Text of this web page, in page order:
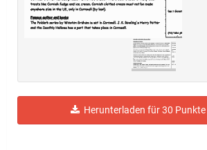
Herunterladen für 30 Punkte